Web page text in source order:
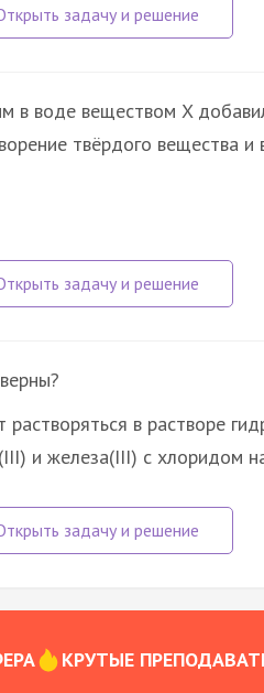
в воде веществом X
твёрдого вещества и
в растворе
и железа(III) с хлоридом
КРУТЫЕ